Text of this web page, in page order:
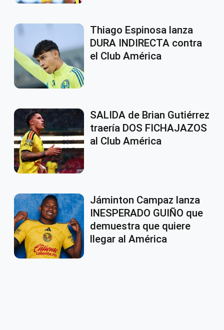
Thiago Espinosa lanza
DURA INDIRECTA contra
el Club América
SALIDA de Brian Gutiérrez
traería DOS FICHAJAZOS
al Club América
Jáminton Campaz lanza
INESPERADO GUIÑO que
demuestra que quiere
llegar al América